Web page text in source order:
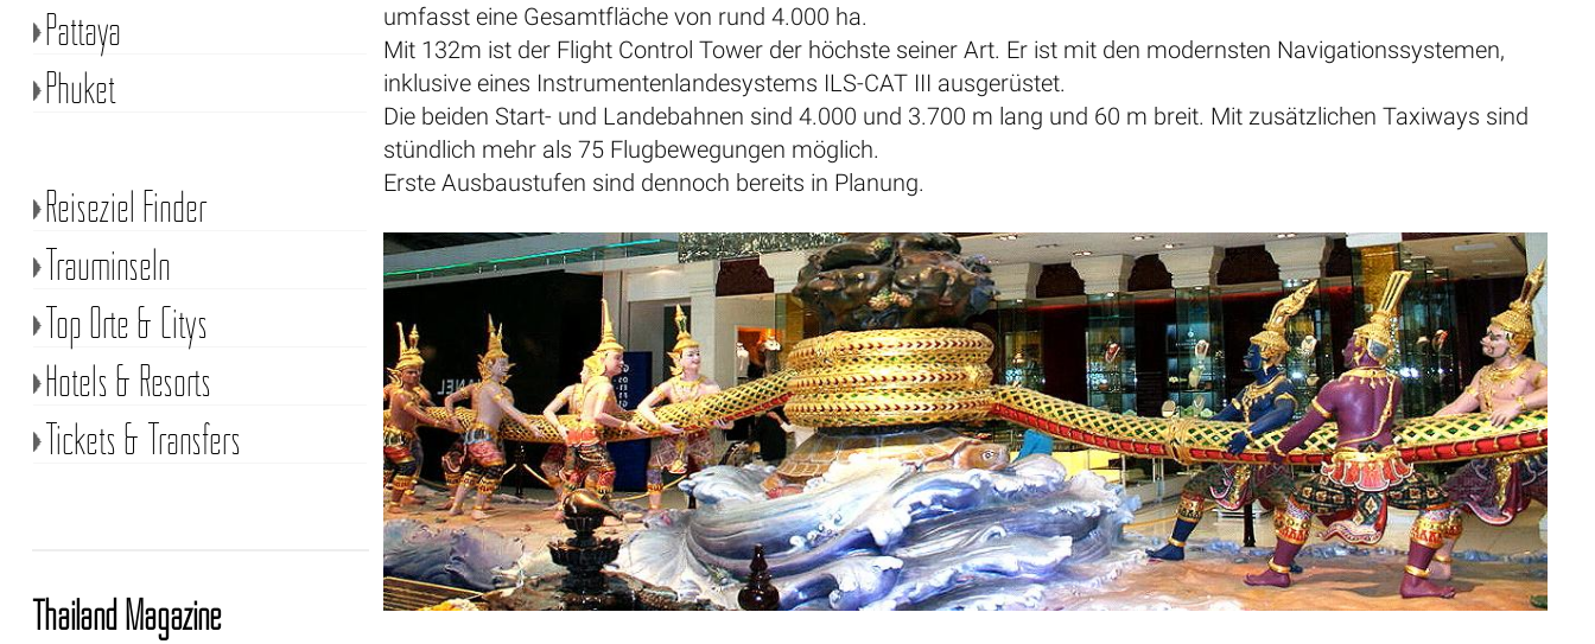
umfasst eine Gesamtfläche von rund 4.000 ha.
Mit 132m ist der Flight Control Tower der höchste seiner Art. Er ist mit den modernsten Navigationssystemen,
inklusive eines Instrumentenlandesystems ILS-CAT III ausgerüstet.
Die beiden Start- und Landebahnen sind 4.000 und 3.700 m lang und 60 m breit. Mit zusätzlichen Taxiways sind
stündlich mehr als 75 Flugbewegungen möglich.
Erste Ausbaustufen sind dennoch bereits in Planung.
Pattaya
Phuket
Reiseziel Finder
Trauminseln
Top Orte & Citys
Hotels & Resorts
Tickets & Transfers
Thailand Magazine